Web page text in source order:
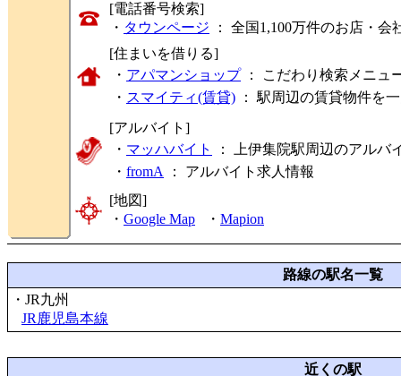
[電話番号検索]
・ タウンページ ： 全国1,100万件のお店・
[住まいを借りる]
・ アパマンショップ： こだわり検索メニュ
・ スマイティ(賃貸) ： 駅周辺の賃貸物件を
[アルバイト]
・ マッハバイト
： 上伊集院駅周辺のアルバ
・ fromA ： アルバイト求人情報
[地図]
・ Google Map ・ Mapion
路線の駅名一覧
・JR九州
JR鹿児島本線
近くの駅